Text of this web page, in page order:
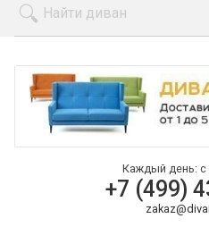
Оплата и
Каждый день: с
+7 (499)